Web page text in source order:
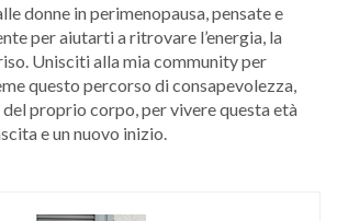
donne in perimenopausa, pensate e
per aiutarti a ritrovare l’energia, la
Unisciti alla mia community per
questo percorso di consapevolezza,
proprio corpo, per vivere questa età
e un nuovo inizio.